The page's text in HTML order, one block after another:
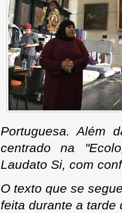
Portuguesa. Além
centrado na
Laudato Si, com
O texto que se
feita durante a tarde